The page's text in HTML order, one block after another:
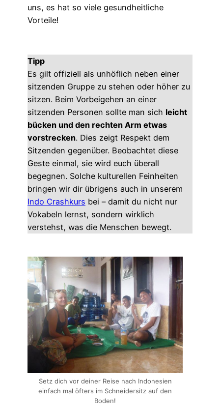
uns, es hat so viele gesundheitliche
Vorteile!
Tipp
Es gilt offiziell als unhöflich neben einer
sitzenden Gruppe zu stehen oder höher zu
sitzen. Beim Vorbeigehen an einer
sitzenden Personen sollte man sich leicht
bücken und den rechten Arm etwas
vorstrecken. Dies zeigt Respekt dem
Sitzenden gegenüber. Beobachtet diese
Geste einmal, sie wird euch überall
begegnen. Solche kulturellen Feinheiten
bringen wir dir übrigens auch in unserem
Indo Crashkurs bei – damit du nicht nur
Vokabeln lernst, sondern wirklich
verstehst, was die Menschen bewegt.
Setz dich vor deiner Reise nach Indonesien
einfach mal öfters im Schneidersitz auf den
Boden!